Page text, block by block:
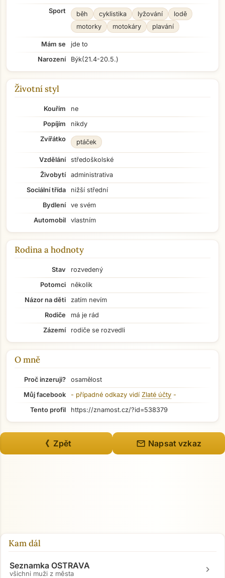
Přejít na hlavní obsah
Sport běh cyklistika lyžování
lodě
motorky
motokáry plavání
Mám se
jde to
Narození
Býk(21.4-20.5.)
Životní styl
Kouřím
ne
Popíjím
nikdy
Zvířátko
ptáček
Vzdělání
středoškolské
Živobytí
administrativa
Sociální třída
nižší střední
Bydlení
ve svém
Automobil
vlastním
Rodina a hodnoty
Stav
rozvedený
Potomci
několik
Názor na děti
zatím nevím
Rodiče
má je rád
Zázemí
rodiče se rozvedli
O mně
Proč inzeruji?
osamělost
Můj facebook
- případné odkazy vidí Zlaté účty -
Tento profil
https://znamost.cz/?id=538379
《 Zpět mail Napsat vzkaz
Kam dál
Seznamka OSTRAVA
všichni muži z města chevron_right